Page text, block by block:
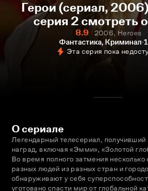
Герои (сериал,
серия 2 смотреть
8.9
2006, Heroes
Фантастика, Криминал
Эта серия пока
О сериале
Легендарный телесериал,
наград, включая «Эмми», «Золотой
Во время полного затмения
разных людей из разных стран и
обнаруживают у себя
уготовано спасти мир от глобальной